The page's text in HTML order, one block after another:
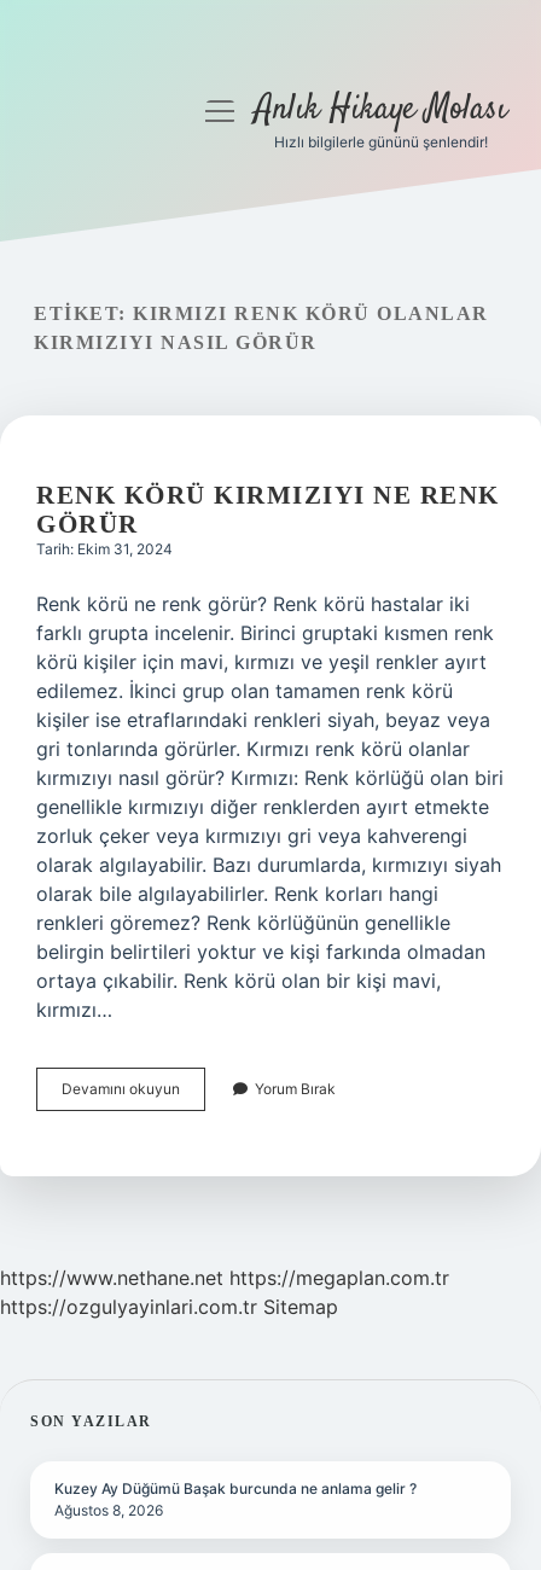
Gizlilik Politikası
Hakkımızda
menüyüAnlık Hikaye Molası
Hızlı bilgilerle gününü şenlendir!
ETIKET: KIRMIZI RENK KÖRÜ OLANLAR
KIRMIZIYI NASIL GÖRÜR
RENK KÖRÜ KIRMIZIYI NE RENK
GÖRÜR
Tarih: Ekim 31, 2024
Renk körü ne renk görür? Renk körü hastalar iki
farklı grupta incelenir. Birinci gruptaki kısmen renk
körü kişiler için mavi, kırmızı ve yeşil renkler ayırt
edilemez. İkinci grup olan tamamen renk körü
kişiler ise etraflarındaki renkleri siyah, beyaz veya
gri tonlarında görürler. Kırmızı renk körü olanlar
kırmızıyı nasıl görür? Kırmızı: Renk körlüğü olan biri
genellikle kırmızıyı diğer renklerden ayırt etmekte
zorluk çeker veya kırmızıyı gri veya kahverengi
olarak algılayabilir. Bazı durumlarda, kırmızıyı siyah
olarak bile algılayabilirler. Renk korları hangi
renkleri göremez? Renk körlüğünün genellikle
belirgin belirtileri yoktur ve kişi farkında olmadan
ortaya çıkabilir. Renk körü olan bir kişi mavi,
kırmızı…
Devamını okuyun
Körü
Renk
Yorum Bırak
https://www.nethane.net https://megaplan.com.tr
https://ozgulyayinlari.com.tr Sitemap
SIDEBAR
SON YAZILAR
Kuzey Ay Düğümü Başak burcunda ne anlama gelir ?
Ağustos 8, 2026